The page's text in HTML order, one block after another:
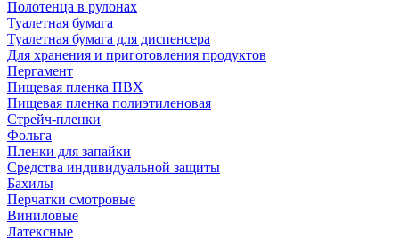
Полотенца в рулонах
Туалетная бумага
Туалетная бумага для диспенсера
Для хранения и приготовления продуктов
Пергамент
Пищевая пленка ПВХ
Пищевая пленка полиэтиленовая
Стрейч-пленки
Фольга
Пленки для запайки
Средства индивидуальной защиты
Бахилы
Перчатки смотровые
Виниловые
Латексные